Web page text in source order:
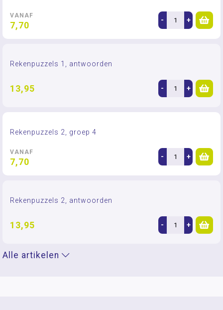
VANAF
7,70 - +
Rekenpuzzels 1, antwoorden
13,95 - +
Rekenpuzzels 2, groep 4
VANAF
7,70 - +
Rekenpuzzels 2, antwoorden
13,95 - +
Alle artikelen